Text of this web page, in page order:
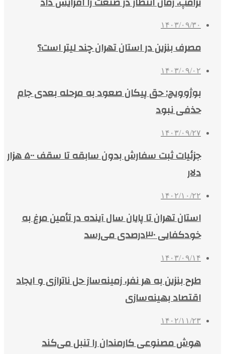
۱۴۰۳/۰۹/۳۰
مصرف بنزین در استان تهران چند لیتر است؟
۱۴۰۳/۰۹/۰۲
بوژوویچ: حق پیکان صعود به مرحله بعدی جام
حذفی نبود
۱۴۰۳/۰۹/۲۷
جزئیات ثبت سفارش بدون سابقه تا سقف ۵۰۰ هزار
دلار
۱۴۰۲/۱۰/۲۲
استان تهران تا پایان سال آینده در تأمین مرغ به
خودکفایی ۳۰درصدی می‌رسد
۱۴۰۳/۰۹/۱۴
طرح بنزین به هر نفر، زمینه‌ساز حل ناترازی و ایجاد
اقتصاد بهینه‌سازی
۱۴۰۲/۱۱/۲۳
هوش مصنوعی کارمندان را تنبل می‌کند